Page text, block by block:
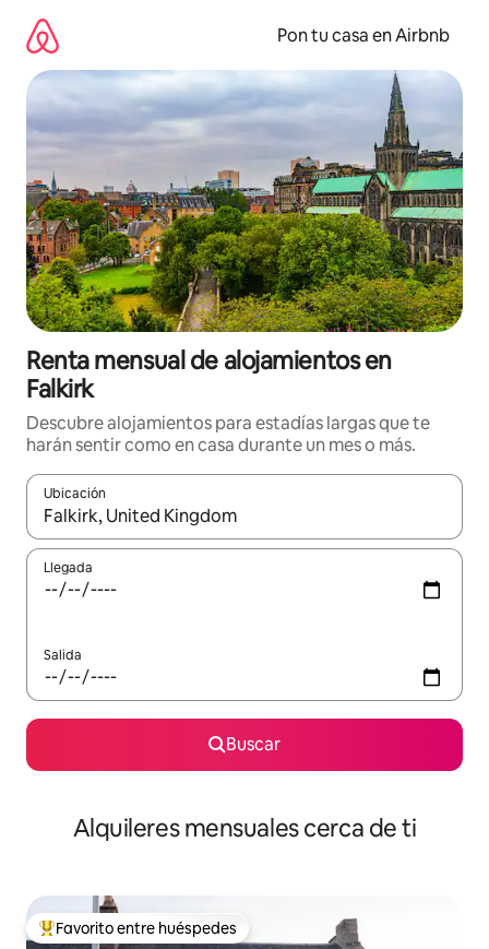
contenido
Pon tu casa en Airbnb
Renta mensual de alojamientos en
Falkirk
Descubre alojamientos para estadías largas que te
harán sentir como en casa durante un mes o más.
Ubicación
Cuando los resultados estén disponibles, navega con las
Llegada
Salida
Buscar
Alquileres mensuales cerca de ti
Favorito entre huéspedes preferido
Favorito entre huéspedes